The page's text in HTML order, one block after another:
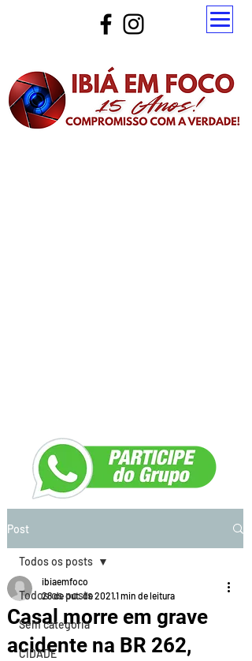
Post
Todos os posts
Sem categoria
CIDADE
Todos os posts
Casal morre em grave
acidente na BR 262,
ibiaemfoco
28 de out. de 20211 min de leitura